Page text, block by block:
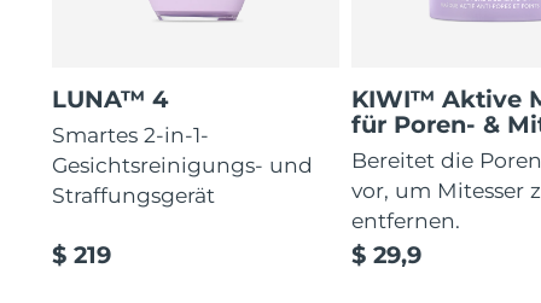
LUNA™ 4
Smartes 2-in-1-
Gesichtsreinigungs- und
Straffungsgerät
$ 219
KIWI™ Aktive
für Poren- &
Bereitet die
vor, um Mitesser
entfernen.
$ 29,9